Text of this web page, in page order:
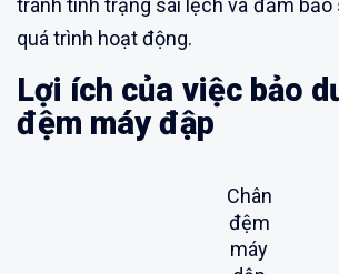
tránh tình trạng sai lệch và đảm
quá trình hoạt động.
Lợi ích của việc bảo
đệm máy đập
Chân
đệm
máy